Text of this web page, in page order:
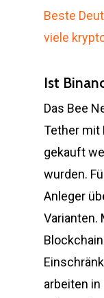
Beste
viele
Ist
Das Bee
Tether mit
gekauft
wurden.
Anleger
Varianten.
arbeiten